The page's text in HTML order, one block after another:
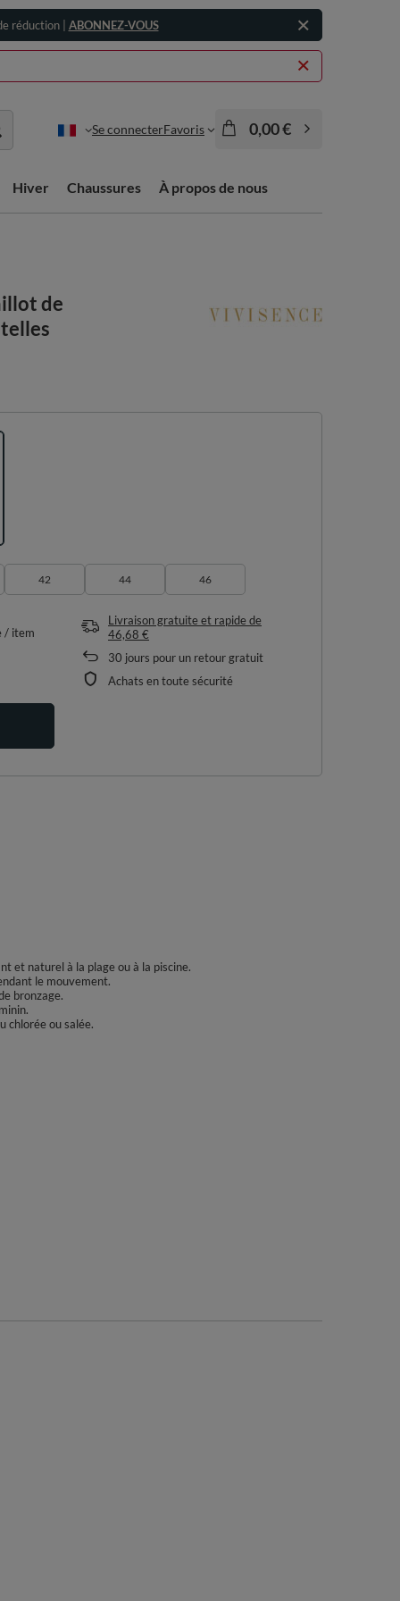
réduction | ABONNEZ-VOUS
Se connecterFavoris 0,00 €
Hiver Chaussures À propos de nous
de
42 44 46
/ item
Livraison gratuite et rapidede
46,68 €
30 jours pour un retour gratuit
Achats en toute sécurité
et naturel à la plage ou à la piscine.
le mouvement.
bronzage.
chlorée ou salée.